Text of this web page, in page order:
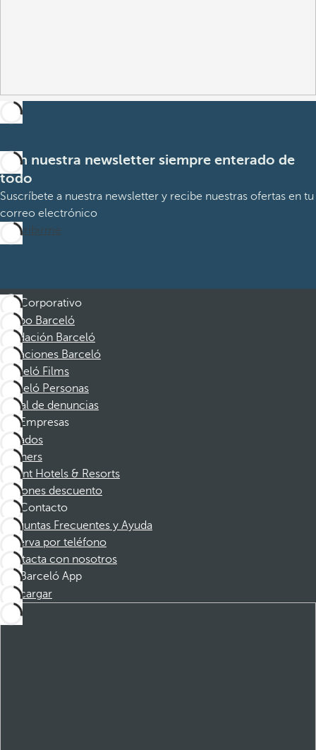
Con nuestra newsletter siempre enterado de
todo
Suscríbete a nuestra newsletter y recibe nuestras ofertas en tu
correo electrónico
Suscribirme
Corporativo
Grupo Barceló
Fundación Barceló
Vacaciones Barceló
Barceló Films
Barceló Personas
Canal de denuncias
Empresas
Afiliados
Partners
Dorint Hotels & Resorts
Cupones descuento
Contacto
Preguntas Frecuentes y Ayuda
Reserva por teléfono
Contacta con nosotros
Barceló App
Descargar